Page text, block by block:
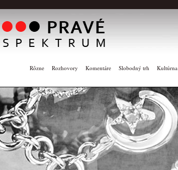
Rôzne Rozhovory Komentáre Slobodný trh